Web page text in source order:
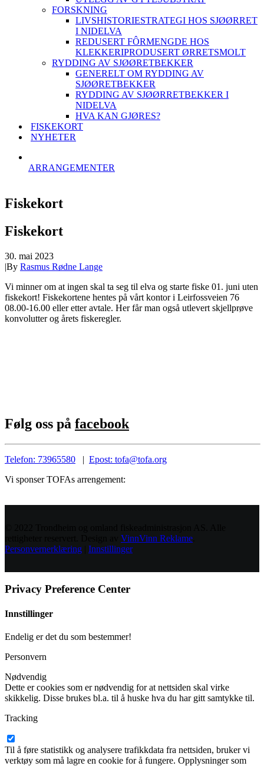
FORSKNING
LIVSHISTORIESTRATEGI HOS SJØØRRET
I NIDELVA
REDUSERT FÔRMENGDE HOS
KLEKKERIPRODUSERT ØRRETSMOLT
RYDDING AV SJØØRETBEKKER
GENERELT OM RYDDING AV
SJØØRETBEKKER
RYDDING AV SJØØRRETBEKKER I
NIDELVA
HVA KAN GJØRES?
FISKEKORT
NYHETER
ARRANGEMENTER
Fiskekort
Fiskekort
30. mai 2023
|By Rasmus Rødne Lange
Vi minner om at ingen skal ta seg til elva og starte fiske 01. juni uten
fiskekort! Fiskekortene hentes på vårt kontor i Leirfossveien 76
08.00-16.00 eller etter avtale. Her får man også utlevert skjellprøve
konvolutter og årets fiskeregler.
Følg oss på facebook
Telefon: 73965580 | Epost: tofa@tofa.org
Vi sponser TOFAs arrengement:
VinnVinn Reklame
Personvernerklæring
Innstillinger
Privacy Preference Center
Innstillinger
Endelig er det du som bestemmer!
Personvern
Nødvendig
Dette er cookies som er nødvendig for at nettsiden skal virke
skikkelig. Disse brukes bl.a. til å huske hva du har gitt samtykke til.
Tracking
Til å føre statistikk og analysere trafikkdata fra nettsiden, bruker vi
verktøy som må lagre en cookie for å fungere. Opplysninger som